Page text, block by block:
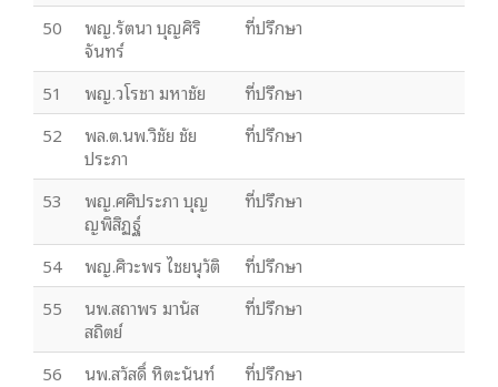
50
พญ.รัตนา บุญศิริ
จันทร์
ที่ปรึกษา
51 พญ.วโรชา มหาชัย
ที่ปรึกษา
52
พล.ต.นพ.วิชัย ชัย
ประภา
ที่ปรึกษา
53
พญ.ศศิประภา บุญ
ญพิสิฏฐ์
ที่ปรึกษา
54 พญ.ศิวะพร ไชยนุวัติ
ที่ปรึกษา
55
นพ.สถาพร มานัส
สถิตย์
ที่ปรึกษา
56 นพ.สวัสดิ์ หิตะนันท์
ที่ปรึกษา